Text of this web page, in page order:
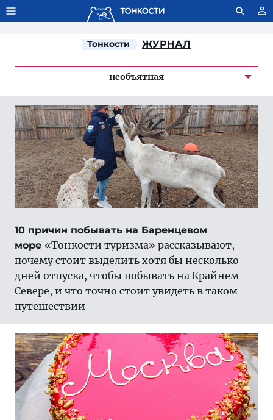
Тонкости используют сookie-файлы. Что это значит?
Тонкости ЖУРНАЛ
необъятная
10 причин побывать на Баренцевом
море «Тонкости туризма» рассказывают,
почему стоит выделить хотя бы несколько
дней отпуска, чтобы побывать на Крайнем
Севере, и что точно стоит увидеть в таком
путешествии